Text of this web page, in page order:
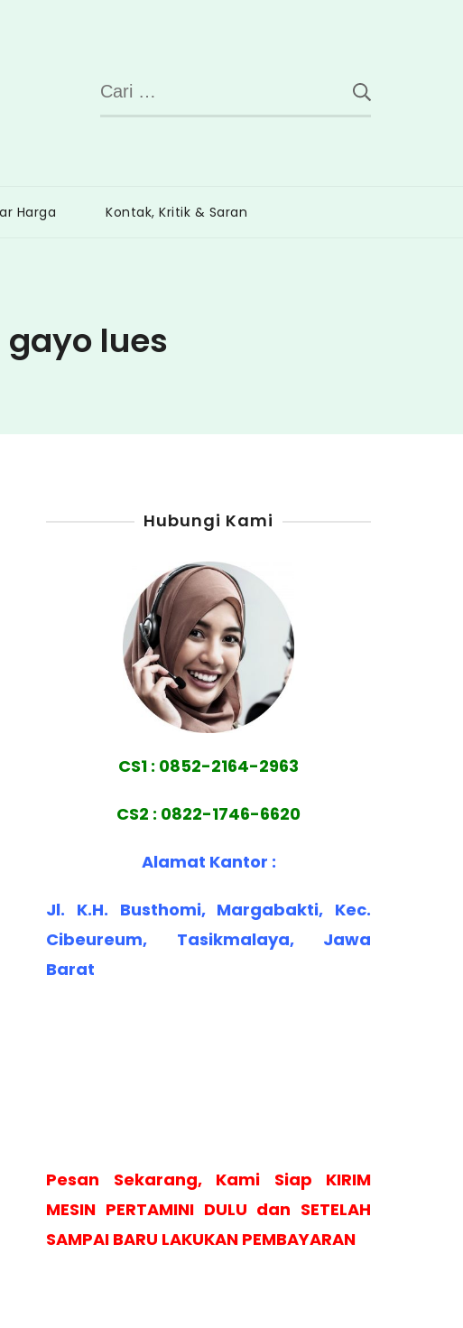
Cari
untuk:
Harga Kontak, Kritik & Saran
lues
Hubungi Kami
CS1 : 0852-2164-2963
CS2 : 0822-1746-6620
Alamat Kantor :
Jl. K.H. Busthomi, Margabakti, Kec.
Cibeureum, Tasikmalaya, Jawa
Barat
Pesan Sekarang, Kami Siap KIRIM
MESIN PERTAMINI DULU dan SETELAH
SAMPAI BARU LAKUKAN PEMBAYARAN